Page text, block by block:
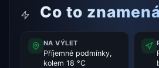
Co to
NA VÝLET
Příjemné podmínky,
kolem 18 °C